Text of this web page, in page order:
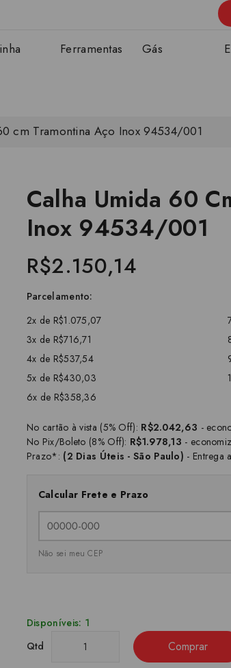
Ferramentas Gás
cm Tramontina Aço Inox 94534/001
Calha Umida 60
Inox 94534/001
R$2.150,14
Parcelamento:
2x de R$1.075,07
3x de R$716,71
4x de R$537,54
5x de R$430,03
6x de R$358,36
No cartão à vista (5% Off): R$2.042,63 -
No Pix/Boleto (8% Off): R$1.978,13 -
Prazo*: (2 Dias Úteis - São Paulo) - Entrega
Calcular Frete e Prazo
Não sei meu CEP
Disponíveis: 1
Qtd
Comprar